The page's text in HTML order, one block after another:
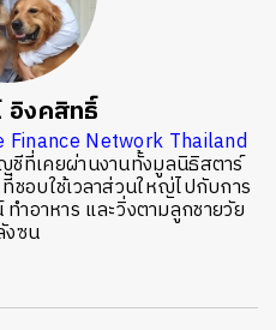
งคสิทธิ์
Finance Network Thailand
ที่เคยผ่านงานทั้งมูลนิธิสตาร์
ชอบใช้เวลาส่วนใหญ่ไปกับการ
ำอาหาร และวิ่งตามลูกชายวัย
งซน